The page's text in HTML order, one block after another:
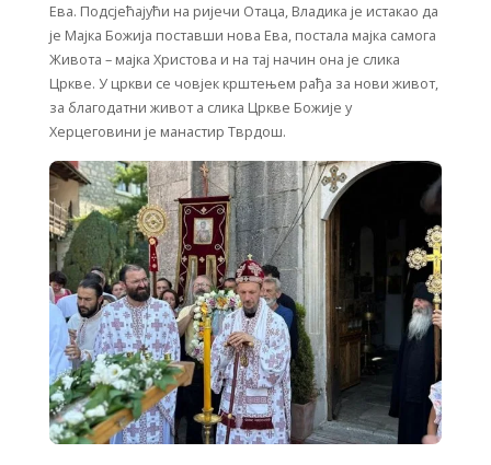
Ева. Подсјећајући на ријечи Отаца, Владика је истакао да
је Мајка Божија поставши нова Ева, постала мајка самога
Живота – мајка Христова и на тај начин она је слика
Цркве. У цркви се човјек крштењем рађа за нови живот,
за благодатни живот а слика Цркве Божије у
Херцеговини је манастир Тврдош.